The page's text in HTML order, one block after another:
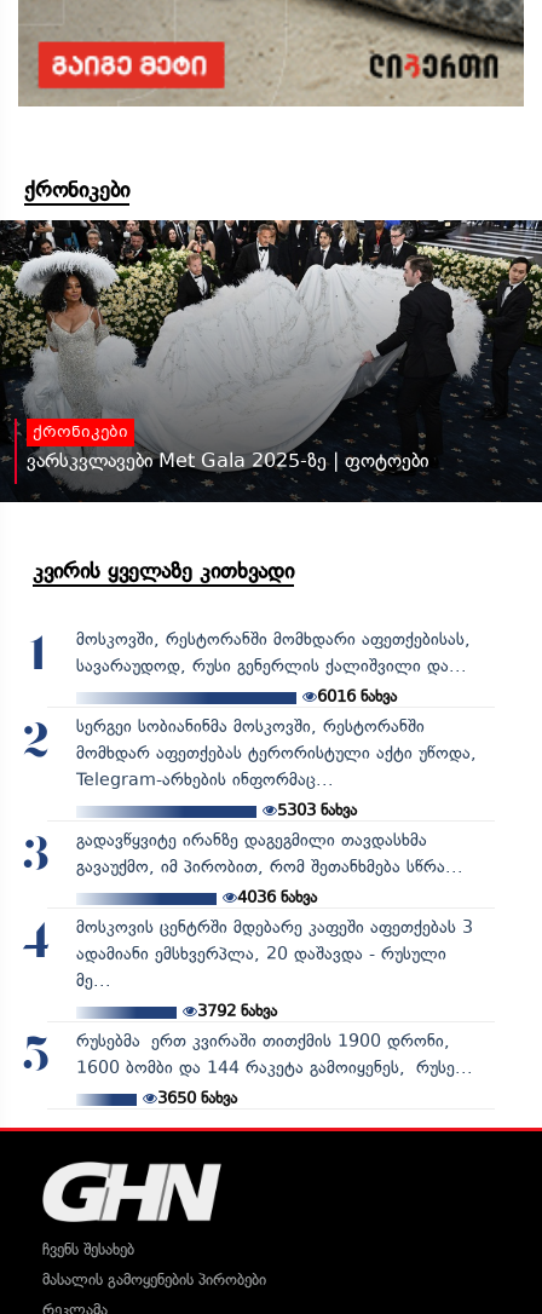
ქრონიკები
ქრონიკები
ვარსკვლავები Met Gala 2025-ზე | ფოტოები
კვირის ყველაზე კითხვადი
1
მოსკოვში, რესტორანში მომხდარი აფეთქებისას,
სავარაუდოდ, რუსი გენერლის ქალიშვილი და...
6016ნახვა
2
სერგეი სობიანინმა მოსკოვში, რესტორანში
მომხდარ აფეთქებას ტერორისტული აქტი უწოდა,
Telegram-არხების ინფორმაც...
5303ნახვა
3
გადავწყვიტე ირანზე დაგეგმილი თავდასხმა
გავაუქმო, იმ პირობით, რომ შეთანხმება სწრა...
4036ნახვა
4
მოსკოვის ცენტრში მდებარე კაფეში აფეთქებას 3
ადამიანი ემსხვერპლა, 20 დაშავდა - რუსული
მე...
3792ნახვა
5
რუსებმა ერთ კვირაში თითქმის 1900 დრონი,
1600 ბომბი და 144 რაკეტა გამოიყენეს, რუსე...
3650ნახვა
ჩვენს შესახებ
მასალის გამოყენების პირობები
რეკლამა